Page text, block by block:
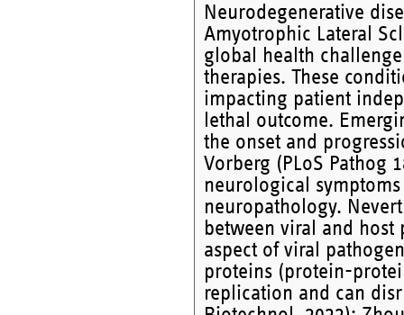
Neurodegenerative
Amyotrophic Lateral
global health
therapies. These
impacting patient
lethal outcome.
the onset and
Vorberg (PLoS Pathog
neurological
neuropathology.
between viral and host
aspect of viral
proteins (protein-
replication and can